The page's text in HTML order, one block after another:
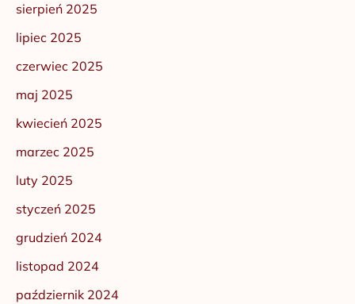
sierpień 2025
lipiec 2025
czerwiec 2025
maj 2025
kwiecień 2025
marzec 2025
luty 2025
styczeń 2025
grudzień 2024
listopad 2024
październik 2024